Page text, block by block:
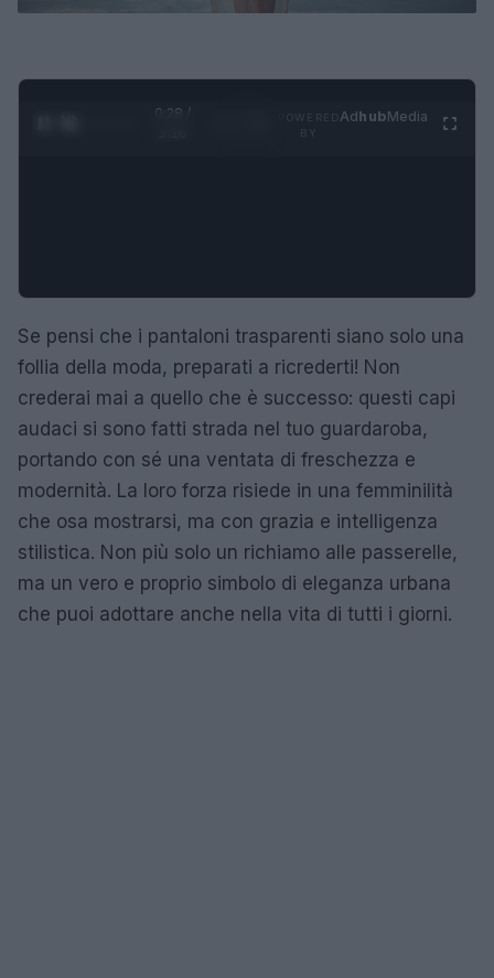
0:29 /
AdhubMedia
Se pensi che i pantaloni trasparenti siano solo una
follia della moda, preparati a ricrederti! Non
crederai mai a quello che è successo: questi capi
audaci si sono fatti strada nel tuo guardaroba,
portando con sé una ventata di freschezza e
modernità. La loro forza risiede in una femminilità
che osa mostrarsi, ma con grazia e intelligenza
stilistica. Non più solo un richiamo alle passerelle,
ma un vero e proprio simbolo di eleganza urbana
che puoi adottare anche nella vita di tutti i giorni.